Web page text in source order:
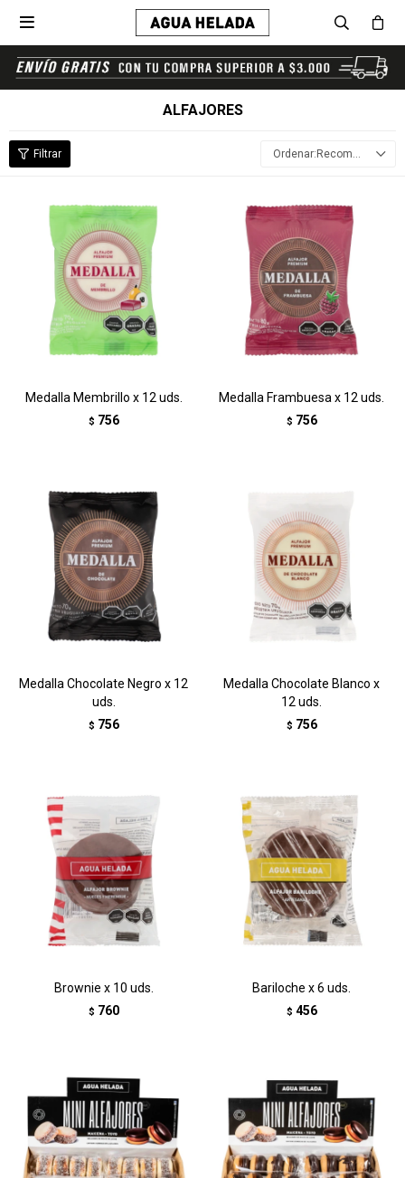

ALFAJORES
Recomendados
Medalla Membrillo x 12 uds.
$ 756
Medalla Frambuesa x 12 uds.
$ 756
Medalla Chocolate Negro x 12
uds.
$ 756
Medalla Chocolate Blanco x
12 uds.
$ 756
Brownie x 10 uds.
$ 760
Bariloche x 6 uds.
$ 456